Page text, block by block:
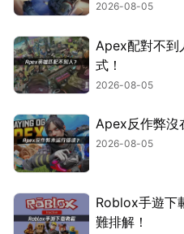
2026-08-05
Apex配對不到
式！
2026-08-05
Apex反作弊沒
2026-08-05
Roblox手遊下
難排解！